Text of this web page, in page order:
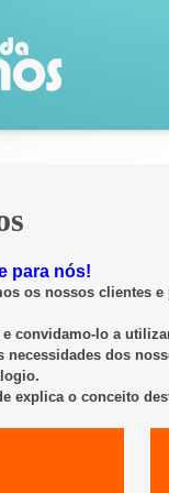
para nós!
os nossos clientes
convidamo-lo a
necessidades dos
.
explica o conceito